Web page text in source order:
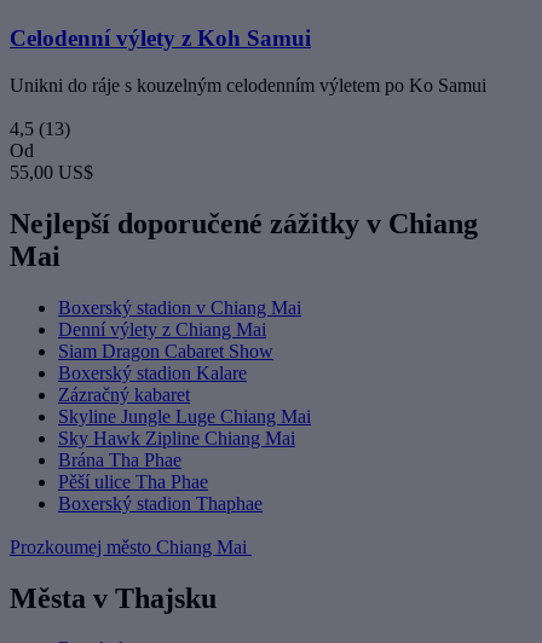
Celodenní výlety z Koh Samui
Unikni do ráje s kouzelným celodenním výletem po Ko Samui
4,5 (13)
Od
55,00 US$
Nejlepší doporučené zážitky v Chiang
Mai
Boxerský stadion v Chiang Mai
Denní výlety z Chiang Mai
Siam Dragon Cabaret Show
Boxerský stadion Kalare
Zázračný kabaret
Skyline Jungle Luge Chiang Mai
Sky Hawk Zipline Chiang Mai
Brána Tha Phae
Pěší ulice Tha Phae
Boxerský stadion Thaphae
Prozkoumej město Chiang Mai
Města v Thajsku